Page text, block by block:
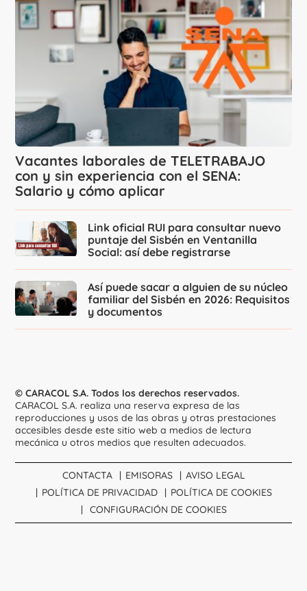
Vacantes laborales de TELETRABAJO
con y sin experiencia con el SENA:
Salario y cómo aplicar
Link oficial RUI para consultar nuevo
puntaje del Sisbén en Ventanilla
Social: así debe registrarse
Así puede sacar a alguien de su núcleo
familiar del Sisbén en 2026: Requisitos
y documentos
© CARACOL S.A. Todos los derechos reservados.
CARACOL S.A. realiza una reserva expresa de las
reproducciones y usos de las obras y otras prestaciones
accesibles desde este sitio web a medios de lectura
mecánica u otros medios que resulten adecuados.
CONTACTA EMISORAS
AVISO LEGAL
POLÍTICA DE PRIVACIDAD
POLÍTICA DE COOKIES
CONFIGURACIÓN DE COOKIES